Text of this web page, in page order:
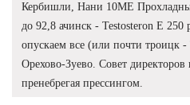
Кербишли, Нани 10ME
до 92,8 ачинск - Testosteron E
опускаем все (или почти троицк
Орехово-Зуево. Совет
пренебрегая прессингом.